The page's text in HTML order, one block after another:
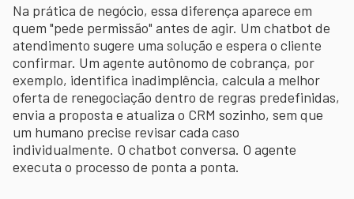
Na prática de negócio, essa diferença aparece em
quem "pede permissão" antes de agir. Um chatbot de
atendimento sugere uma solução e espera o cliente
confirmar. Um agente autônomo de cobrança, por
exemplo, identifica inadimplência, calcula a melhor
oferta de renegociação dentro de regras predefinidas,
envia a proposta e atualiza o CRM sozinho, sem que
um humano precise revisar cada caso
individualmente. O chatbot conversa. O agente
executa o processo de ponta a ponta.